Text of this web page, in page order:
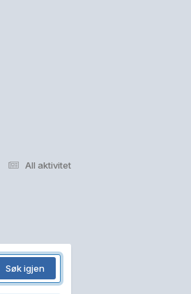
All aktivitet
Søk igjen